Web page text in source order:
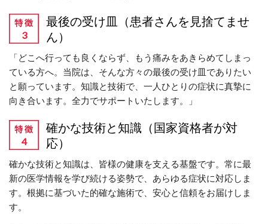
最後の受け皿（患者さんを見捨てませ
ん）
「どこへ行っても良くならず、もう痛みをあきらめてしまっ
ている方へ。当院は、そんな方々の最後の受け皿でありたい
と願っています。知識と技術で、一人ひとりの症状に真摯に
向き合います。全力でサポートいたします。」
確かな技術と知識（国家資格者が対
応）
確かな技術と知識は、皆様の健康を支える基盤です。常に最
新の医学情報を学び続ける姿勢で、あらゆる症状に対応しま
す。根拠に基づいた的確な施術で、安心と信頼をお届けしま
す。